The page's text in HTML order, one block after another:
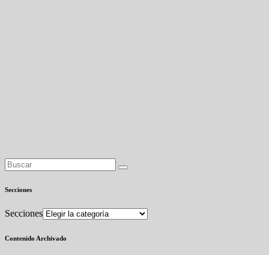
Secciones
Secciones
Contenido Archivado